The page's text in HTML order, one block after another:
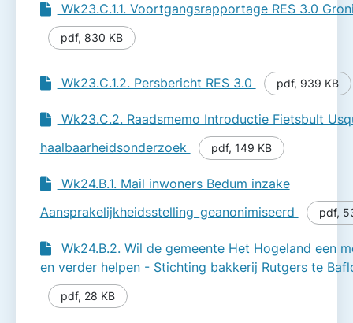
Wk23.C.1.1. Voortgangsrapportage RES 3.0
pdf, 830 KB
Wk23.C.1.2. Persbericht RES 3.0 pdf, 939 KB
Wk23.C.2. Raadsmemo Introductie Fietsbult
haalbaarheidsonderzoek
pdf, 149 KB
Wk24.B.1. Mail inwoners Bedum inzake
Aansprakelijkheidsstelling_geanonimiseerd
pdf,
Wk24.B.2. Wil de gemeente Het Hogeland een
en verder helpen - Stichting bakkerij Rutgers te
pdf, 28 KB